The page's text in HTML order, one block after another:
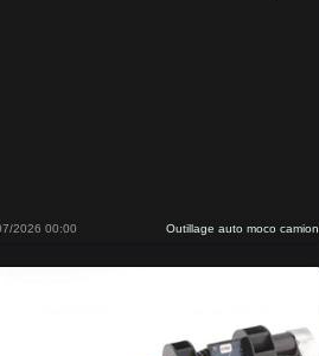
2026 00:00 Outillage auto moco camion